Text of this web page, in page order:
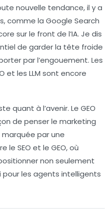
nouvelle tendance, il y a
comme la Google Search
sur le front de l’IA. Je dis
de garder la tête froide
par l’engouement. Les
et les LLM sont encore
quant à l’avenir. Le GEO
de penser le marketing
marquée par une
SEO et le GEO, où
non seulement
pour les agents intelligents